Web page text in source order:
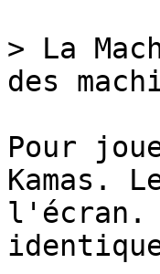
> La
des
Pour
Kamas.
l'écran.